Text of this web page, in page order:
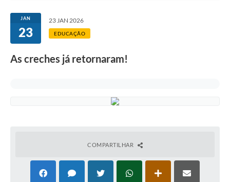
Departamentos
Câmara Municipal
JAN
23
23 JAN 2026
EDUCAÇÃO
As creches já retornaram!
COMPARTILHAR